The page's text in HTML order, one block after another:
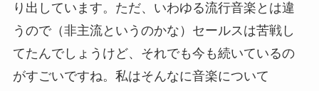
り出しています。ただ、いわゆる流行音楽とは違
うので（非主流というのかな）セールスは苦戦し
てたんでしょうけど、それでも今も続いているの
がすごいですね。私はそんなに音楽について